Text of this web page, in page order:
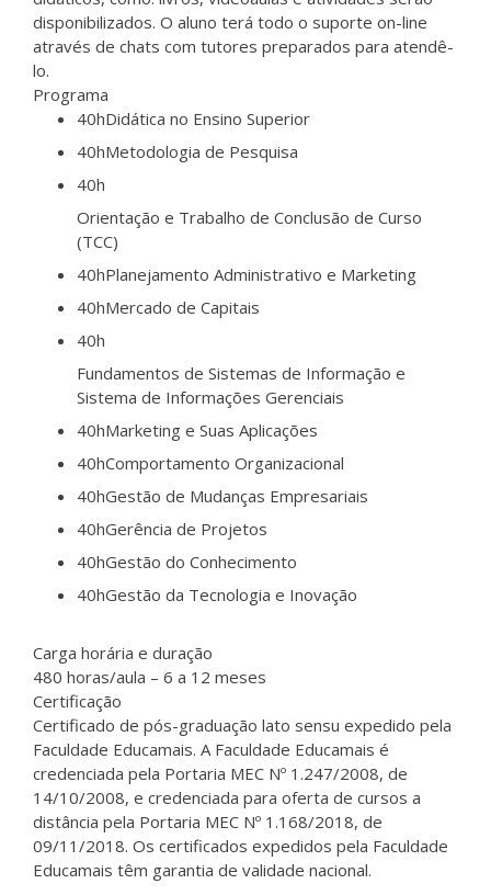
disponibilizados. O aluno terá todo o suporte on-line
através de chats com tutores preparados para atendê-
lo.
Programa
40hDidática no Ensino Superior
40hMetodologia de Pesquisa
40h
Orientação e Trabalho de Conclusão de Curso
(TCC)
40hPlanejamento Administrativo e Marketing
40hMercado de Capitais
40h
Fundamentos de Sistemas de Informação e
Sistema de Informações Gerenciais
40hMarketing e Suas Aplicações
40hComportamento Organizacional
40hGestão de Mudanças Empresariais
40hGerência de Projetos
40hGestão do Conhecimento
40hGestão da Tecnologia e Inovação
Carga horária e duração
480 horas/aula – 6 a 12 meses
Certificação
Certificado de pós-graduação lato sensu expedido pela
Faculdade Educamais. A Faculdade Educamais é
credenciada pela Portaria MEC Nº 1.247/2008, de
14/10/2008, e credenciada para oferta de cursos a
distância pela Portaria MEC Nº 1.168/2018, de
09/11/2018. Os certificados expedidos pela Faculdade
Educamais têm garantia de validade nacional.